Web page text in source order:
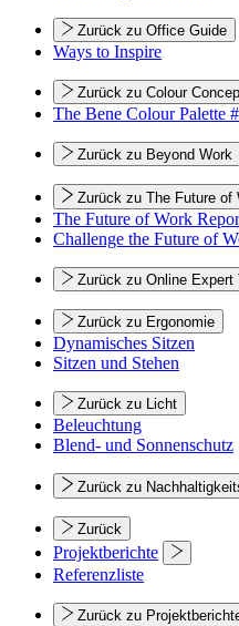
Zurück zu Office Guide
Ways to Inspire
Zurück zu Colour
The Bene Colour Palette
Zurück zu Beyond Work
Zurück zu The Future of
The Future of Work
Challenge the Future of
Zurück zu Online Expert
Zurück zu Ergonomie
Dynamisches Sitzen
Sitzen und Stehen
Zurück zu Licht
Beleuchtung
Blend- und Sonnenschutz
Zurück zu
Zurück
Projektberichte
Referenzliste
Zurück zu